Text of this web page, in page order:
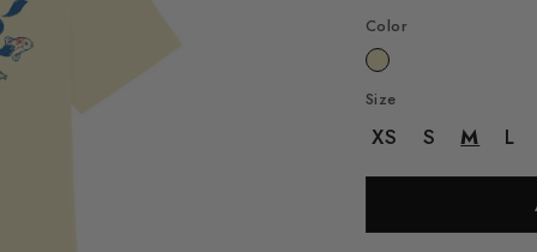
Size
XS S M L
Color